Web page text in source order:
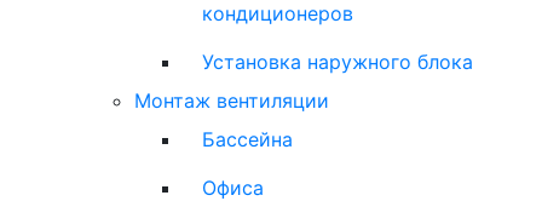
кондиционеров
Установка наружного блока
Монтаж вентиляции
Бассейна
Офиса